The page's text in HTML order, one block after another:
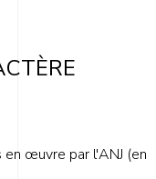
œuvre par l'ANJ (en